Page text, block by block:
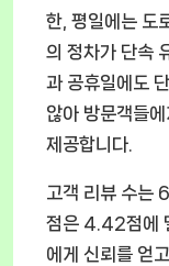
한, 평일에는 도
의 정차가 단속
과 공휴일에도
않아 방문객들
제공합니다.
고객 리뷰 수는
점은 4.42점에
에게 신뢰를 얻